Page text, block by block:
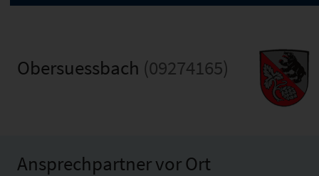
Obersuessbach (09274165)
Ansprechpartner vor Ort